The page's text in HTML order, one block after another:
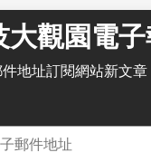
大觀園電子
地址訂閱網站新文